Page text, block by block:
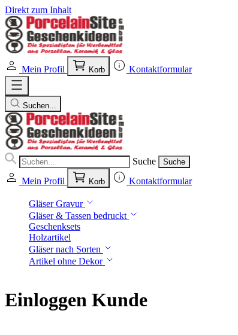
Direkt zum Inhalt
Mein Profil Korb Kontaktformular
Suchen...
Suche Suche
Mein Profil Korb Kontaktformular
Gläser Gravur
Gläser & Tassen bedruckt
Geschenksets
Holzartikel
Gläser nach Sorten
Artikel ohne Dekor
Einloggen Kunde